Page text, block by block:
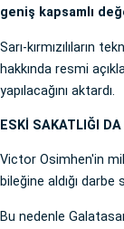
geniş kapsamlı
Sarı-kırmızılıların
hakkında resmi
yapılacağını aktardı.
ESKİ SAKATLIĞI
Victor Osimhen'in
bileğine aldığı
Bu nedenle